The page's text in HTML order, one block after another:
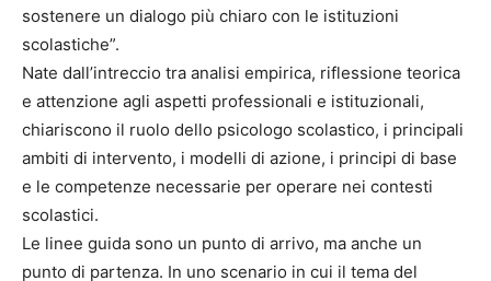
sostenere un dialogo più chiaro con le istituzioni
scolastiche”.
Nate dall’intreccio tra analisi empirica, riflessione teorica
e attenzione agli aspetti professionali e istituzionali,
chiariscono il ruolo dello psicologo scolastico, i principali
ambiti di intervento, i modelli di azione, i principi di base
e le competenze necessarie per operare nei contesti
scolastici.
Le linee guida sono un punto di arrivo, ma anche un
punto di partenza. In uno scenario in cui il tema del